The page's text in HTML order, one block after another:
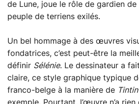
de Lune, joue le rôle de gardien
peuple de terriens exilés.
Un bel hommage à des œuvres
fondatrices, c’est peut-être la
définir Sélénie. Le dessinateur a
claire, ce style graphique typique
franco-belge à la manière de Tintin